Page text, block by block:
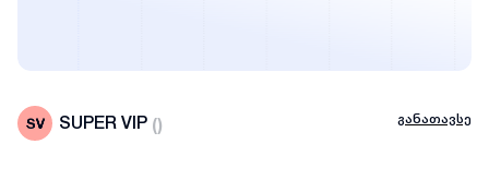
SUPER VIP () განათავსე